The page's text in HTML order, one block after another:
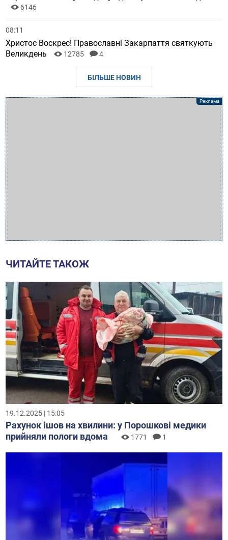
6146
08:11
Христос Воскрес! Православні Закарпаття святкують
Великдень
12785 4
БІЛЬШЕ НОВИН
ЧИТАЙТЕ ТАКОЖ
19.12.2025 | 15:05
Рахунок ішов на хвилини: у Порошкові медики
прийняли пологи вдома
1771 1